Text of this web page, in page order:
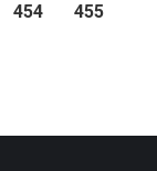
454
455